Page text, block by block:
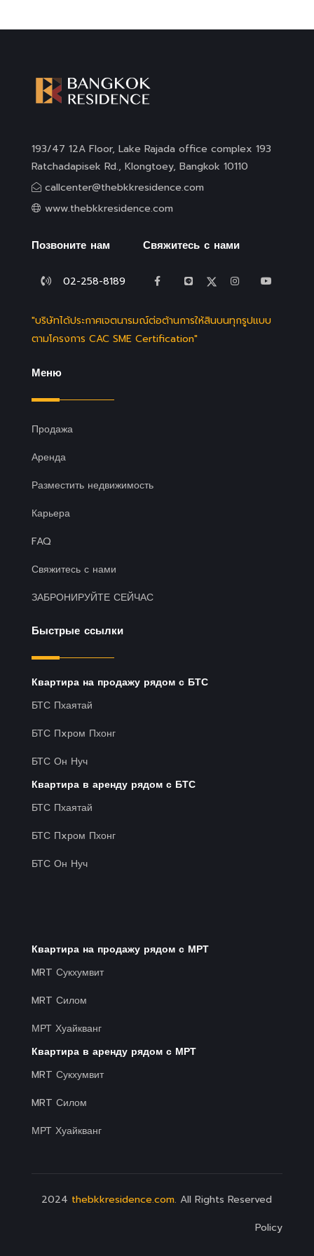
могли делать пожертвования на финансирование
медицинского оборудования под названием
COVID19.
193/47 12A Floor, Lake Rajada office complex 193
Ratchadapisek Rd., Klongtoey, Bangkok 10110
callcenter@thebkkresidence.com
www.thebkkresidence.com
Позвоните нам
02-258-8189
Свяжитесь с нами
"บริษัทได้ประกาศเจตนารมณ์ต่อต้านการให้สินบนทุกรูปแบบ
ตามโครงการ CAC SME Certification"
Меню
Продажа
Аренда
Разместить недвижимость
Карьера
FAQ
Свяжитесь с нами
ЗАБРОНИРУЙТЕ СЕЙЧАС
Быстрые ссылки
Квартира на продажу рядом с БТС
БТС Пхаятай
БТС Пxром Пхонг
БТС Он Нуч
Квартира в аренду рядом с БТС
БТС Пхаятай
БТС Пxром Пхонг
БТС Он Нуч
Квартира на продажу рядом с МРТ
MRT Сукхумвит
MRT Силом
МРТ Хуайкванг
Квартира в аренду рядом с МРТ
MRT Сукхумвит
MRT Силом
МРТ Хуайкванг
2024 thebkkresidence.com. All Rights Reserved
Policy